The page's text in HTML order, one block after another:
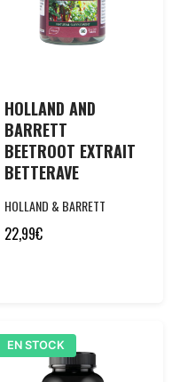
HOLLAND AND
BARRETT
BEETROOT EXTRAIT
BETTERAVE
HOLLAND & BARRETT
22,99€
EN STOCK